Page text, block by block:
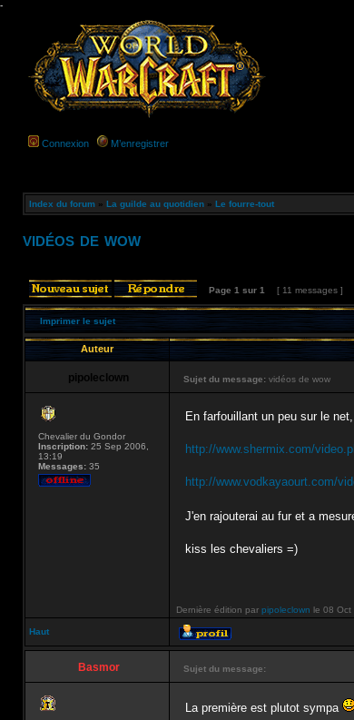
-
Connexion M’enregistrer
Index du forum » La guilde au quotidien » Le fourre-tout
vidéos de wow
Page 1 sur 1 [ 11 messages ]
Imprimer le sujet
Auteur
pipoleclown Sujet du message: vidéos de wow
Chevalier du Gondor
Inscription: 25 Sep 2006,
13:19
Messages: 35
En farfouillant un peu sur le
http://www.shermix.com/
http://www.vodkayaourt.com/
J'en rajouterai au fur et a
kiss les chevaliers =)
Dernière édition par pipoleclown le 08 Oct
Haut
Basmor Sujet du message:
La première est plutot sympa